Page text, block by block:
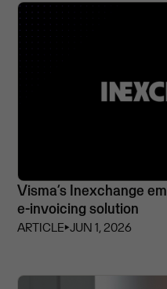
Visma’s Inexchange
e-invoicing solution
ARTICLE⏵JUN 1, 2026